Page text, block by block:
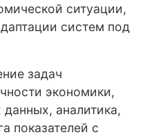
ситуации,
систем под
задач
экономики,
аналитика,
показателей с